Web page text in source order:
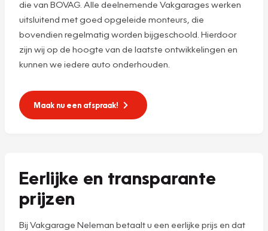
die van BOVAG. Alle deelnemende Vakgarages werken
uitsluitend met goed opgeleide monteurs, die
bovendien regelmatig worden bijgeschoold. Hierdoor
zijn wij op de hoogte van de laatste ontwikkelingen en
kunnen we iedere auto onderhouden.
Maak nu een afspraak!
Eerlijke en transparante
prijzen
Bij Vakgarage Neleman betaalt u een eerlijke prijs en dat